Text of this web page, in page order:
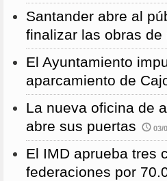
Santander abre al
finalizar las obras de
El Ayuntamiento
aparcamiento de
La nueva oficina de
abre sus puertas
03/
El IMD aprueba tres
federaciones por